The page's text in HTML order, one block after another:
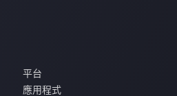
平台
應用程式